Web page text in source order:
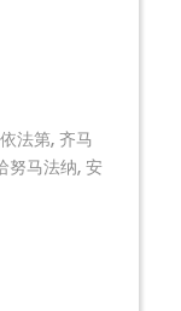
法第, 齐马
努马法纳, 安